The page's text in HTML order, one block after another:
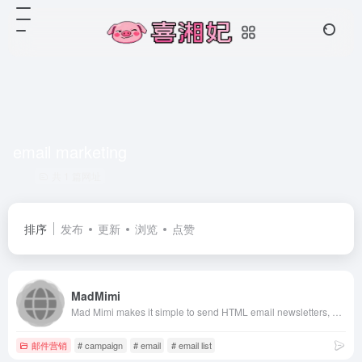
排序 发布 更新 浏览 点赞
MadMimi
邮件营销 # campaign # email # email list